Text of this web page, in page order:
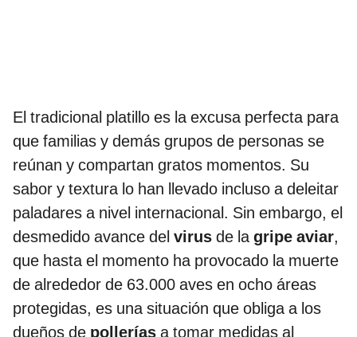
El tradicional platillo es la excusa perfecta para
que familias y demás grupos de personas se
reúnan y compartan gratos momentos. Su
sabor y textura lo han llevado incluso a deleitar
paladares a nivel internacional. Sin embargo, el
desmedido avance del virus de lagripe aviar,
que hasta el momento ha provocado la muerte
de alrededor de 63.000 aves en ocho áreas
protegidas, es una situación que obliga a los
dueños de pollerías a tomar medidas al